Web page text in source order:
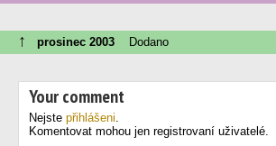
↑ prosinec 2003 Dodano
Your comment
Nejste přihlášeni.
Komentovat mohou jen registrovaní uživatelé.